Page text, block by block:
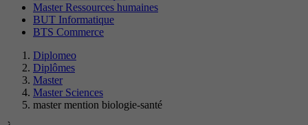
Master Ressources humaines
BUT Informatique
BTS Commerce
Diplomeo
Diplômes
Master
Master Sciences
master mention biologie-santé